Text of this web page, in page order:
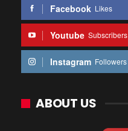
Facebook Likes
Youtube Subscribers
Instagram Followers
ABOUT US